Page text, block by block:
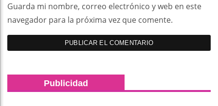
Guarda mi nombre, correo electrónico y web en este
navegador para la próxima vez que comente.
Publicidad